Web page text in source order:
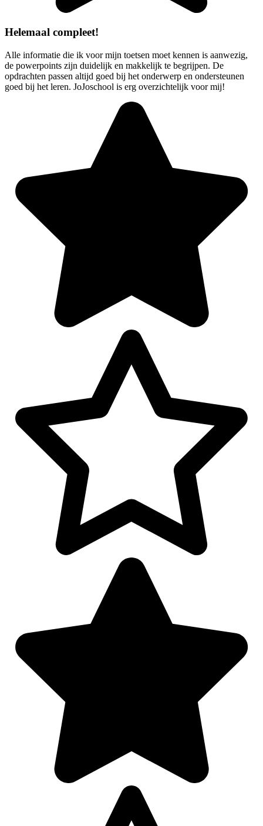
Helemaal compleet!
Alle informatie die ik voor mijn toetsen moet kennen is aanwezig,
de powerpoints zijn duidelijk en makkelijk te begrijpen. De
opdrachten passen altijd goed bij het onderwerp en ondersteunen
goed bij het leren. JoJoschool is erg overzichtelijk voor mij!